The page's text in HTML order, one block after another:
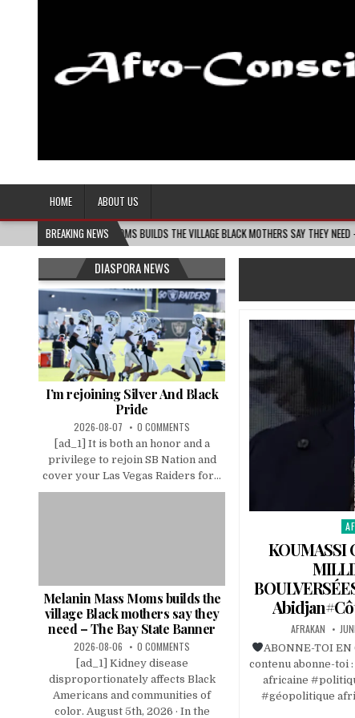
Afro-Conscious Media
HOME
ABOUT US
BREAKING NEWS
MOMS BUILDS THE VILLAGE BLACK MOTHERS SAY THEY NEED – THE BAY STATE
in
KOUMASSI
AFRAKAN
ABONNE-TOI
contenu abonne-toi
africaine
#géopolitique
DIASPORA NEWS
I’m rejoining Silver And Black
Pride
2026-08-07 0 COMMENTS
[ad_1] It is both an honor and a
privilege to rejoin SB Nation and
cover your Las Vegas Raiders for...
Melanin Mass Moms builds the
village Black mothers say they
need – The Bay State Banner
2026-08-06 0 COMMENTS
[ad_1] Kidney disease
disproportionately affects Black
Americans and communities of
color. August 5th, 2026 · In the